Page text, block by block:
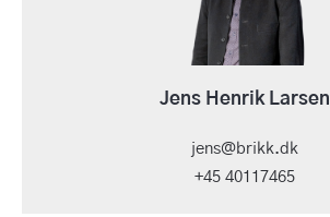
Jens Henrik Larsen
jens@brikk.dk
+45 40117465